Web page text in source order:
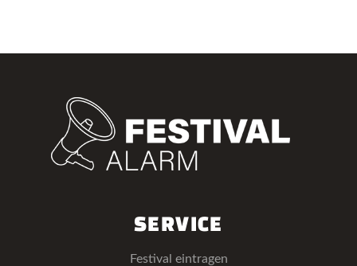
SERVICE
Festival eintragen